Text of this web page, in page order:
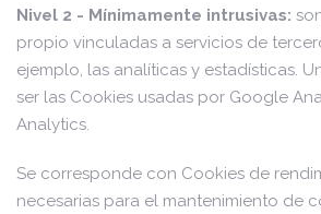
Nivel 2 - Mínimamente intrusivas:
propio vinculadas a servicios de
ejemplo, las analíticas y estadísticas.
ser las Cookies usadas por Google
Analytics.
Se corresponde con Cookies de
necesarias para el mantenimiento de